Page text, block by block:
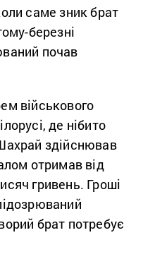
саме зник брат
березні
почав
військового
де нібито
здійснював
отримав від
гривень. Гроші
брат потребує